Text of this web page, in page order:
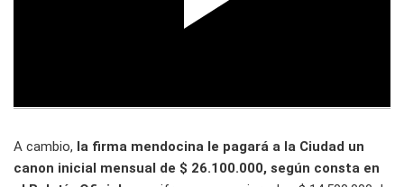
A cambio, la firma mendocina le pagará a la Ciudad un
canon inicial mensual de $ 26.100.000, según consta en